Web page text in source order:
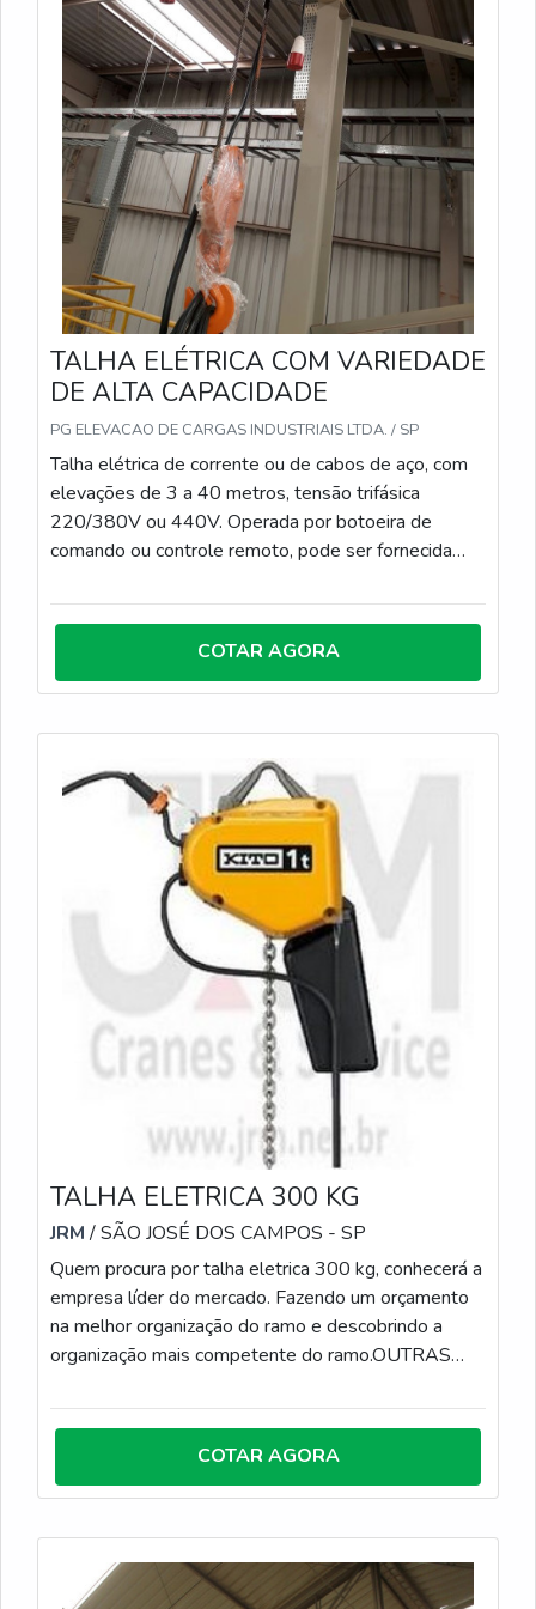
detalhados sobre o estado da ponte rolante e as
ações tomadas.
TALHA ELÉTRICA COM VARIEDADE
DE ALTA CAPACIDADE
PG ELEVACAO DE CARGAS INDUSTRIAIS LTDA. / SP
Talha elétrica de corrente ou de cabos de aço, com
elevações de 3 a 40 metros, tensão trifásica
220/380V ou 440V. Operada por botoeira de
comando ou controle remoto, pode ser fornecida
monovias, pórticos móveis ou ponte rolante.
COTAR AGORA
TALHA ELETRICA 300 KG
JRM/ SÃO JOSÉ DOS CAMPOS - SP
Quem procura por talha eletrica 300 kg, conhecerá a
empresa líder do mercado. Fazendo um orçamento
na melhor organização do ramo e descobrindo a
organização mais competente do ramo.OUTRAS
KGSe alguém procurar por talha eletrica 300 kg uma
corporação responsável, depara com a JRM. A
empresa tem em seu escopo laudo técnico das
condições ambientais e talhas elétricas de cabo de
atualidade.Ainda focando na qualidade em talha
eletrica 300 kg, deve-se ter a exatidão em orçar
COTAR AGORA